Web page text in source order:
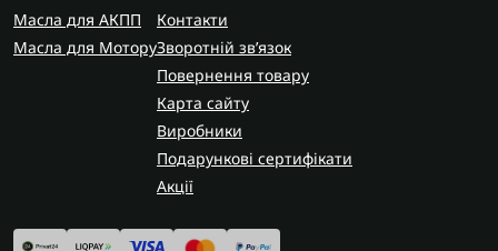
Масла для АКПП
Масла для Мотору
Контакти
Зворотній зв’язок
Повернення товару
Карта сайту
Виробники
Подарункові сертифікати
Акції